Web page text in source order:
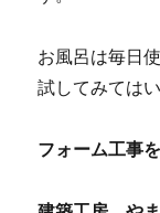
お風呂は毎日
試してみては
フォーム工事